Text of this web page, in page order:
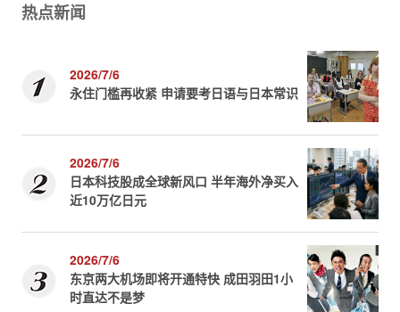
热点新闻
2026/7/6
永住门槛再收紧 申请要考日语与日本常识
2026/7/6
日本科技股成全球新风口 半年海外净买入
近10万亿日元
2026/7/6
东京两大机场即将开通特快 成田羽田1小
时直达不是梦